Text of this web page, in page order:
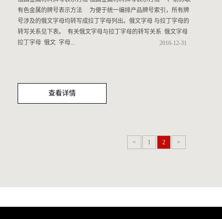
有色金属的牌号表示方法 为便于统一编排产品牌号索引，所有牌
号涉及的俄文字母均转写成拉丁字母列出。俄文字母 与拉丁字母的
转写关系见下表。 有关俄文字母与拉丁字母的转写关系 俄文字母
拉丁字母 俄文 字母...
Б（б） В（в） Г（г） Д（д） Е（е） Ж（ж） A(a) B(b) V(v) G(g)
D(d) E 或 Ie(e 或 ie) Zh(zh) З（з） Й（й） К（к） Л（л） М（м）
2016-12-31
查看详情
< 1 2 >